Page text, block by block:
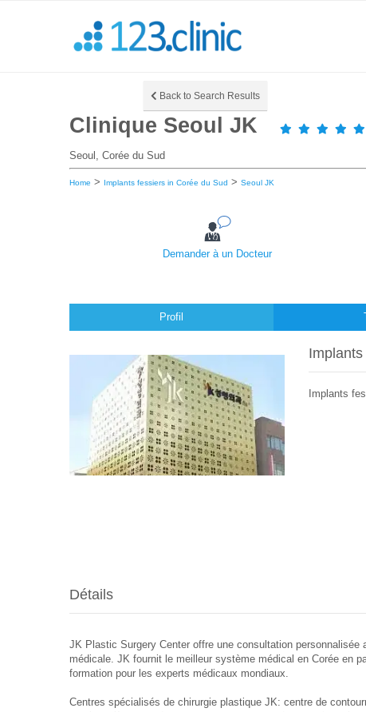
Back to Search Results
Clinique Seoul JK
Seoul, Corée du Sud
Home > Implants fessiers in Corée du Sud > Seoul JK
Demander à un Docteur
Profil
Implants
Détails
JK Plastic Surgery Center offre une consultation
médicale. JK fournit le meilleur système médical en Corée en
formation pour les experts médicaux mondiaux.
Centres spécialisés de chirurgie plastique JK: centre de